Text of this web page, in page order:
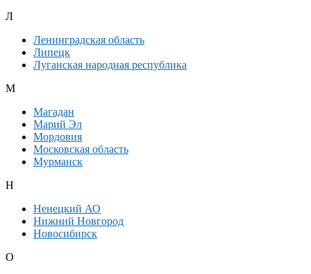
Л
Ленинградская область
Липецк
Луганская народная республика
М
Магадан
Марий Эл
Мордовия
Московская область
Мурманск
Н
Ненецкий АО
Нижний Новгород
Новосибирск
О